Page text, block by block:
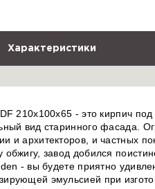
Характеристики
210x100x65 - это кирпич
вид старинного фасада.
и архитекторов, и частных
завод добился
- вы будете приятно
эмульсией при